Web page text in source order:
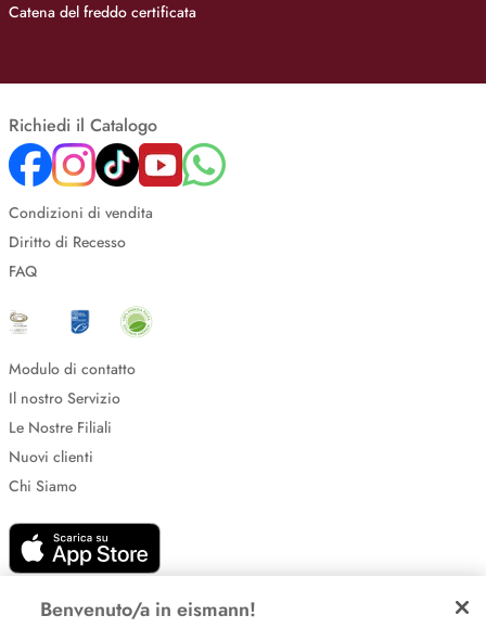
Catena del freddo certificata
Richiedi il Catalogo
Condizioni di vendita
Diritto di Recesso
FAQ
Modulo di contatto
Il nostro Servizio
Le Nostre Filiali
Nuovi clienti
Chi Siamo
Benvenuto/a in eismann!